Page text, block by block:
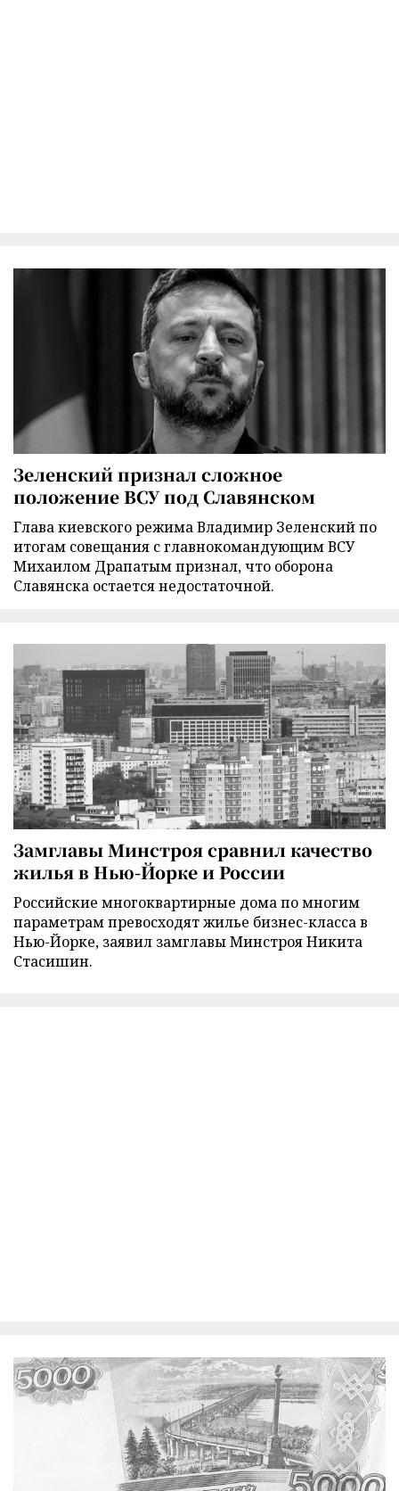
Зеленский признал сложное
положение ВСУ под Славянском
Глава киевского режима Владимир Зеленский по
итогам совещания с главнокомандующим ВСУ
Михаилом Драпатым признал, что оборона
Славянска остается недостаточной.
Замглавы Минстроя сравнил качество
жилья в Нью-Йорке и России
Российские многоквартирные дома по многим
параметрам превосходят жилье бизнес-класса в
Нью-Йорке, заявил замглавы Минстроя Никита
Стасишин.